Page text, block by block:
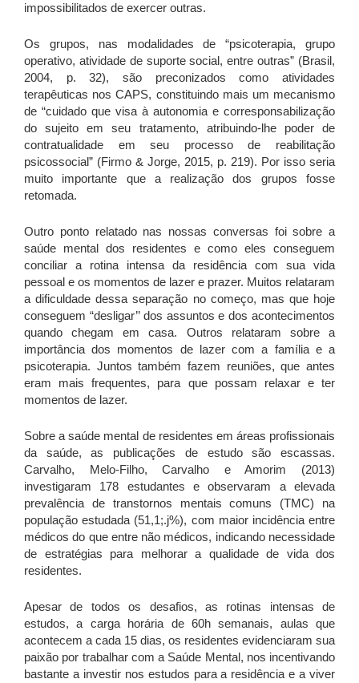
impossibilitados de exercer outras.
Os grupos, nas modalidades de “psicoterapia, grupo
operativo, atividade de suporte social, entre outras” (Brasil,
2004, p. 32), são preconizados como atividades
terapêuticas nos CAPS, constituindo mais um mecanismo
de “cuidado que visa à autonomia e corresponsabilização
do sujeito em seu tratamento, atribuindo-lhe poder de
contratualidade em seu processo de reabilitação
psicossocial” (Firmo & Jorge, 2015, p. 219). Por isso seria
muito importante que a realização dos grupos fosse
retomada.
Outro ponto relatado nas nossas conversas foi sobre a
saúde mental dos residentes e como eles conseguem
conciliar a rotina intensa da residência com sua vida
pessoal e os momentos de lazer e prazer. Muitos relataram
a dificuldade dessa separação no começo, mas que hoje
conseguem “desligar’’ dos assuntos e dos acontecimentos
quando chegam em casa. Outros relataram sobre a
importância dos momentos de lazer com a família e a
psicoterapia. Juntos também fazem reuniões, que antes
eram mais frequentes, para que possam relaxar e ter
momentos de lazer.
Sobre a saúde mental de residentes em áreas profissionais
da saúde, as publicações de estudo são escassas.
Carvalho, Melo-Filho, Carvalho e Amorim (2013)
investigaram 178 estudantes e observaram a elevada
prevalência de transtornos mentais comuns (TMC) na
população estudada (51,1;.j%), com maior incidência entre
médicos do que entre não médicos, indicando necessidade
de estratégias para melhorar a qualidade de vida dos
residentes.
Apesar de todos os desafios, as rotinas intensas de
estudos, a carga horária de 60h semanais, aulas que
acontecem a cada 15 dias, os residentes evidenciaram sua
paixão por trabalhar com a Saúde Mental, nos incentivando
bastante a investir nos estudos para a residência e a viver